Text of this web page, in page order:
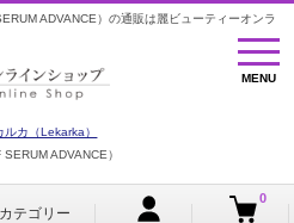
ADVANCE）の通販は麗ビューティーオンラ
MENU
MENU
ルカ（Lekarka）
ADVANCE）
カテゴリー
0